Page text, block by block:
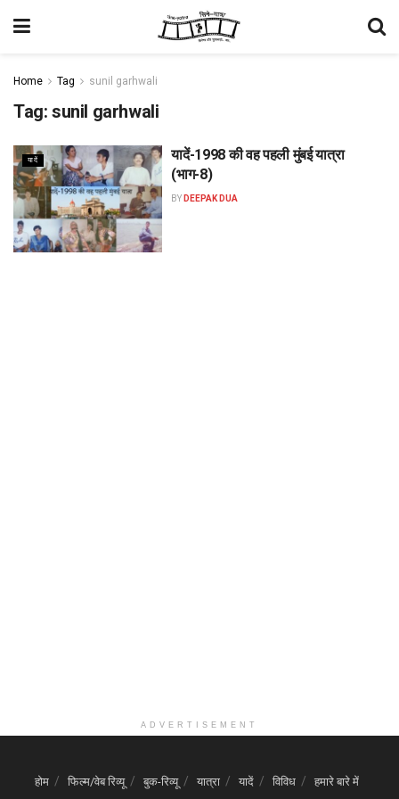
Home Tag sunil garhwali
Tag: sunil garhwali
यादें
यादें-1998 की वह पहली मुंबई यात्रा
(भाग-8)
BY DEEPAK DUA
ADVERTISEMENT
होम फिल्म/वेब रिव्यू बुक-रिव्यू यात्रा यादें विविध हमारे बारे में